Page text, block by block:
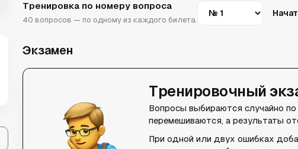
Тренировка по номеру вопроса
40 вопросов — по одному из каждого билета. Номер вопроса
Экзамен
Тренировочный
Вопросы выбираются случайно
перемешиваются, а результаты
При одной или двух ошибках